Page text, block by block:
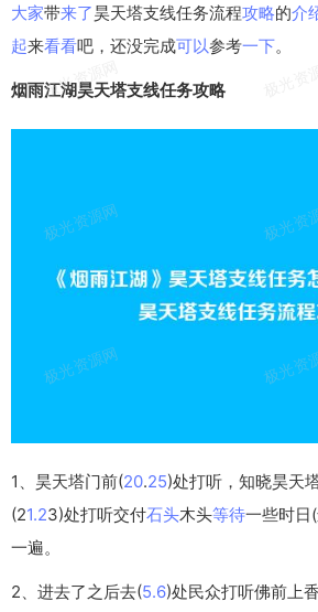
大家带来了昊天塔支线任务流程攻略的介
起来看看吧，还没完成可以参考一下。
烟雨江湖昊天塔支线任务攻略
1、昊天塔门前(20.25)处打听，知晓昊天
(21.23)处打听交付石头木头等待一些时日
一遍。
2、进去了之后去(5.6)处民众打听佛前上